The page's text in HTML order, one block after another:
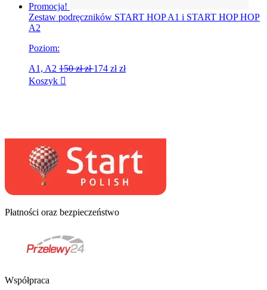
Promocja!
Zestaw podręczników START HOP A1 i START HOP HOP
A2
Poziom:
A1, A2 150 złzł 174 złzł
Koszyk
Płatności oraz bezpieczeństwo
Współpraca